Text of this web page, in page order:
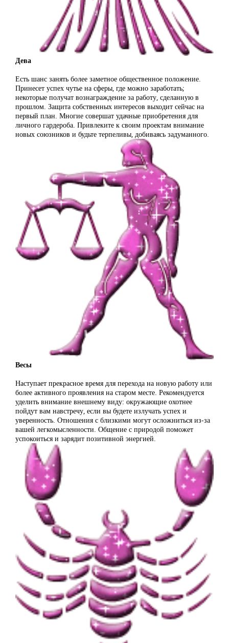
Дева
Есть шанс занять более заметное общественное положение.
Принесет успех чутье на сферы, где можно заработать;
некоторые получат вознаграждение за работу, сделанную в
прошлом. Защита собственных интересов выходит сейчас на
первый план. Многие совершат удачные приобретения для
личного гардероба. Привлеките к своим проектам внимание
новых союзников и будьте терпеливы, добиваясь задуманного.
Весы
Наступает прекрасное время для перехода на новую работу или
более активного проявления на старом месте. Рекомендуется
уделить внимание внешнему виду: окружающие охотнее
пойдут вам навстречу, если вы будете излучать успех и
уверенность. Отношения с близкими могут осложниться из-за
вашей легкомысленности. Общение с природой поможет
успокоиться и зарядит позитивной энергией.